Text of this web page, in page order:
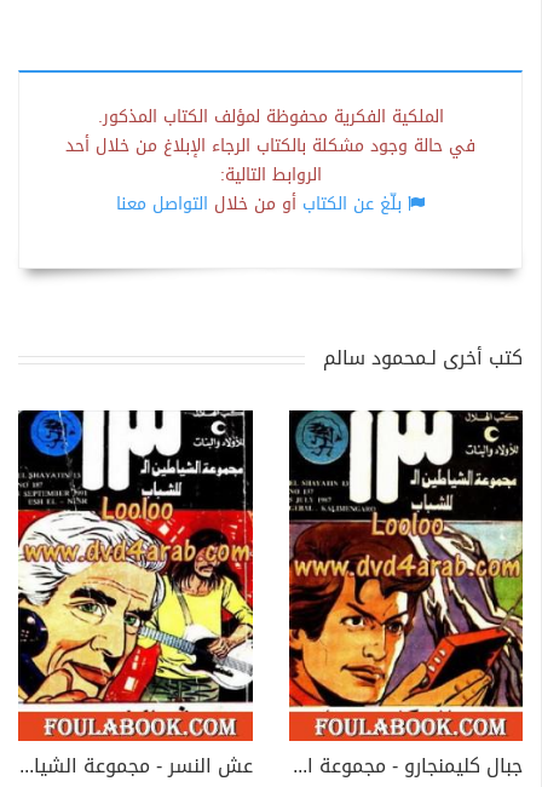
الملكية الفكرية محفوظة لمؤلف الكتاب المذكور.
في حالة وجود مشكلة بالكتاب الرجاء الإبلاغ من خلال أحد
الروابط التالية:
بلّغ عن الكتاب أو من خلال التواصل معنا
كتب أخرى لـمحمود سالم
جبال كليمنجارو - مجموعة الشياطين ال 13
عش النسر - مجموعة الشياطين ال 13